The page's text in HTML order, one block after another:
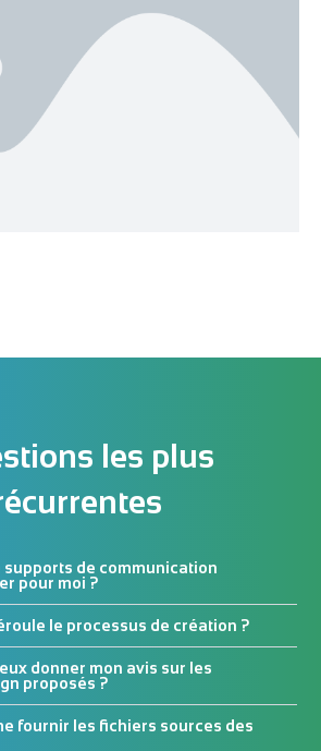
les plus
supports de communication
pour moi ?
le processus de création ?
donner mon avis sur les
proposés ?
fournir les fichiers sources des